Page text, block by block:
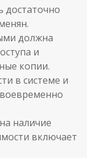
достаточно
должна
и
копии.
в системе и
наличие
включает